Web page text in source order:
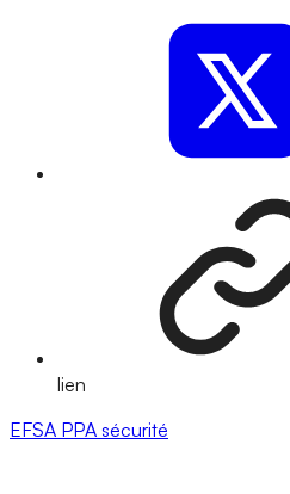
lien
EFSA PPA sécurité